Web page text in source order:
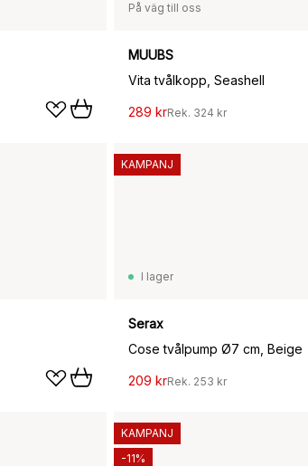
På väg till oss
MUUBS
Vita tvålkopp, Seashell
289 krRek. 324 kr
I lager
Serax
Cose tvålpump Ø7 cm, Beige
209 krRek. 253 kr
KAMPANJ
KAMPANJ
-11%